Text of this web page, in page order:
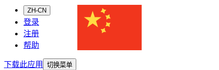
ZH-CN
登录
注册
帮助
下载此应用
切换菜单